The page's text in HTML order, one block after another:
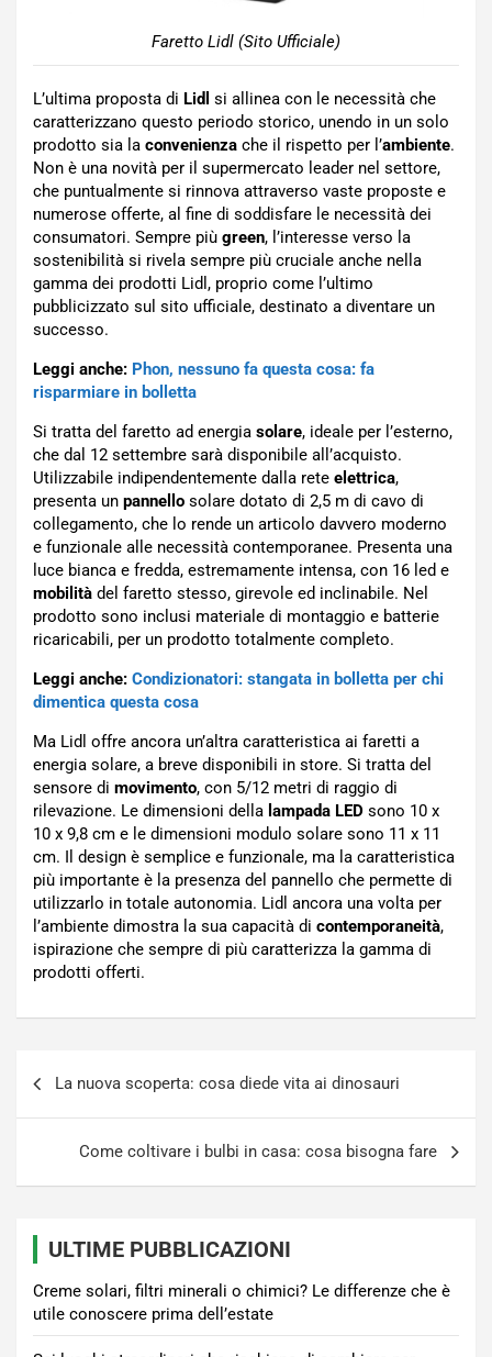
Faretto Lidl (Sito Ufficiale)
L’ultima proposta di Lidl si allinea con le necessità che
caratterizzano questo periodo storico, unendo in un solo
prodotto sia la convenienza che il rispetto per l’ambiente.
Non è una novità per il supermercato leader nel settore,
che puntualmente si rinnova attraverso vaste proposte e
numerose offerte, al fine di soddisfare le necessità dei
consumatori. Sempre più green, l’interesse verso la
sostenibilità si rivela sempre più cruciale anche nella
gamma dei prodotti Lidl, proprio come l’ultimo
pubblicizzato sul sito ufficiale, destinato a diventare un
successo.
Leggi anche: Phon, nessuno fa questa cosa: fa
risparmiare in bolletta
Si tratta del faretto ad energia solare, ideale per l’esterno,
che dal 12 settembre sarà disponibile all’acquisto.
Utilizzabile indipendentemente dalla rete elettrica,
presenta un pannello solare dotato di 2,5 m di cavo di
collegamento, che lo rende un articolo davvero moderno
e funzionale alle necessità contemporanee. Presenta una
luce bianca e fredda, estremamente intensa, con 16 led e
mobilità del faretto stesso, girevole ed inclinabile. Nel
prodotto sono inclusi materiale di montaggio e batterie
ricaricabili, per un prodotto totalmente completo.
Leggi anche: Condizionatori: stangata in bolletta per chi
dimentica questa cosa
Ma Lidl offre ancora un’altra caratteristica ai faretti a
energia solare, a breve disponibili in store. Si tratta del
sensore di movimento, con 5/12 metri di raggio di
rilevazione. Le dimensioni della lampada LED sono 10 x
10 x 9,8 cm e le dimensioni modulo solare sono 11 x 11
cm. Il design è semplice e funzionale, ma la caratteristica
più importante è la presenza del pannello che permette di
utilizzarlo in totale autonomia. Lidl ancora una volta per
l’ambiente dimostra la sua capacità di contemporaneità,
ispirazione che sempre di più caratterizza la gamma di
prodotti offerti.
La nuova scoperta: cosa diede vita ai dinosauri
Come coltivare i bulbi in casa: cosa bisogna fare
ULTIME PUBBLICAZIONI
Creme solari, filtri minerali o chimici? Le differenze che è
utile conoscere prima dell’estate